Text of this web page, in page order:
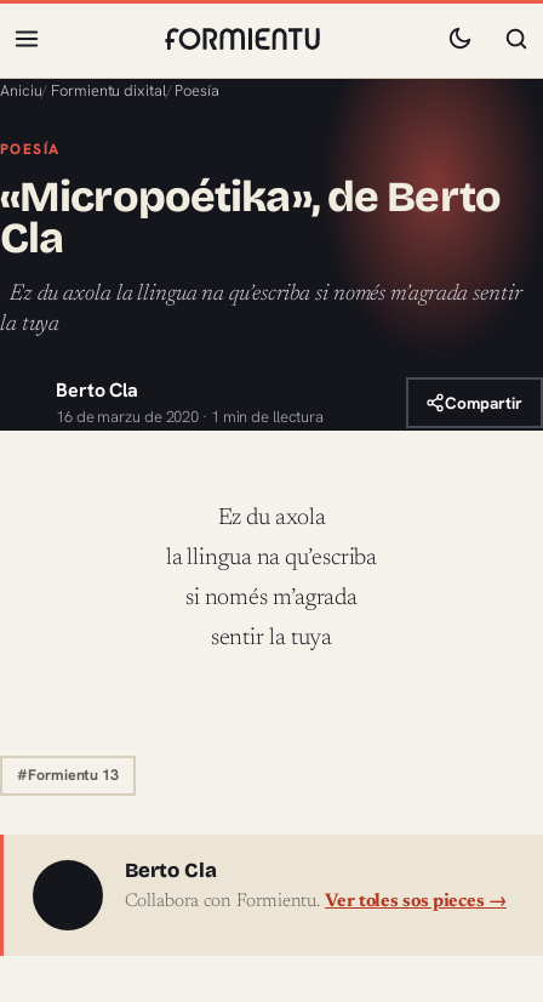
Aniciu/ Formientu dixital/ Poesía
POESÍA
«Micropoétika», de Berto
Cla
Ez du axola la llingua na qu’escriba si només m’agrada sentir
la tuya
Berto Cla
16 de marzu de 2020 · 1 min de llectura
Compartir
Ez du axola
la llingua na qu’escriba
si només m’agrada
sentir la tuya
#Formientu 13
Sobre l'autor
Berto Cla
Collabora con Formientu.Ver toles sos pieces →